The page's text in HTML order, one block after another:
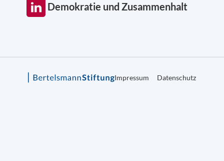
Demokratie und Zusammenhalt
Impressum Datenschutz